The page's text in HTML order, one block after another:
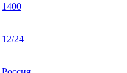
1400
12/24